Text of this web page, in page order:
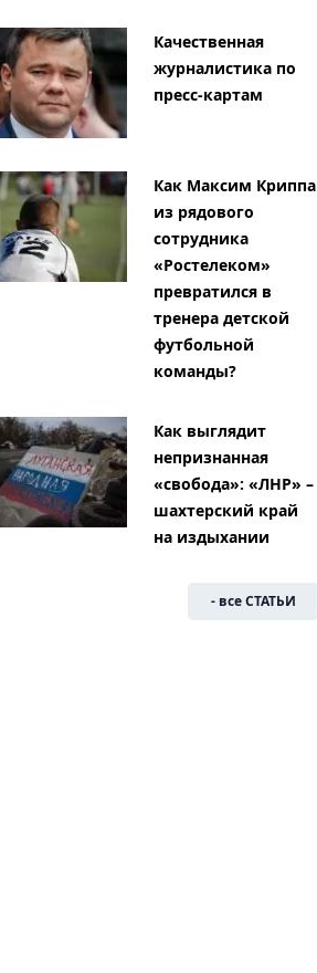
Качественная
журналистика по
пресс-картам
Как Максим Криппа
из рядового
сотрудника
«Ростелеком»
превратился в
тренера детской
футбольной
команды?
Как выглядит
непризнанная
«свобода»: «ЛНР» –
шахтерский край
на издыхании
- все СТАТЬИ